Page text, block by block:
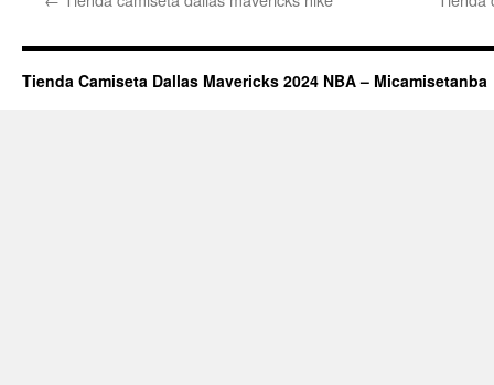
Tienda Camiseta Dallas Mavericks 2024 NBA – Micamisetanba